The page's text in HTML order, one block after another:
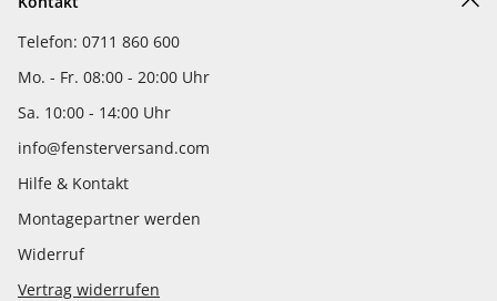
Telefon: 0711 860 600
Mo. - Fr. 08:00 - 20:00 Uhr
Sa. 10:00 - 14:00 Uhr
info@fensterversand.com
Hilfe & Kontakt
Montagepartner werden
Widerruf
Vertrag widerrufen